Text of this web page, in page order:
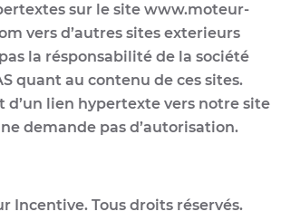
sur le site www.moteur-
vers d’autres sites exterieurs
la résponsabilité de la société
quant au contenu de ces sites.
d’un lien hypertexte vers notre site
demande pas d’autorisation.
Incentive. Tous droits réservés.